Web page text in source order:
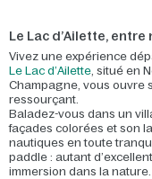
Le Lac d’Ailette,
Vivez une expérience
Le Lac d’Ailette, situé en
Champagne, vous ouvre
ressourçant.
Baladez-vous dans un
façades colorées et son
nautiques en toute
paddle : autant
immersion dans la nature.